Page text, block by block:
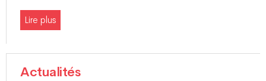
Lire plus
Actualités